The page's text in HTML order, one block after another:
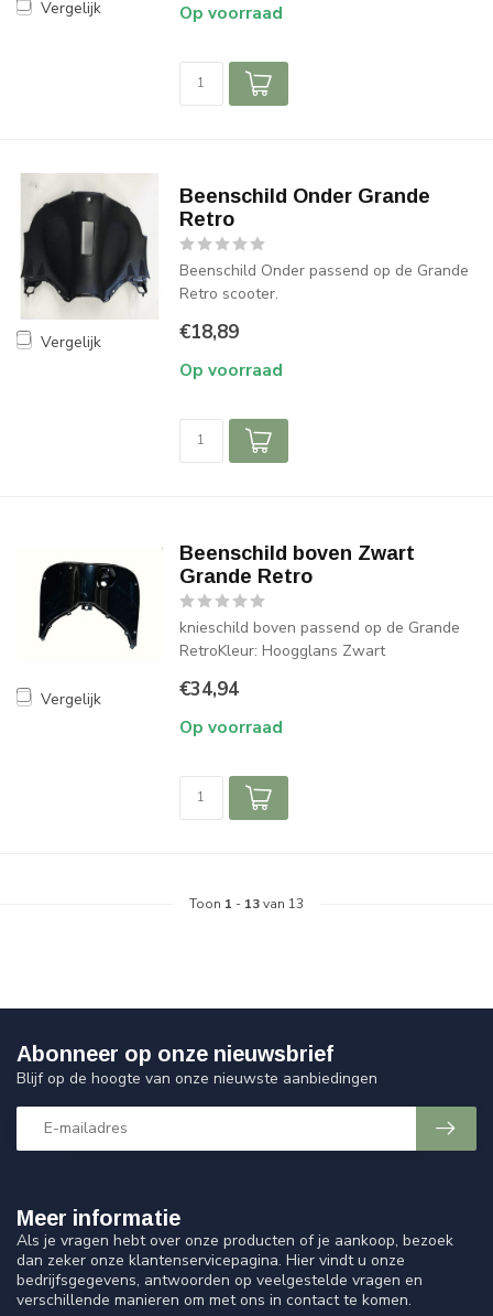
Vergelijk Op voorraad
Vergelijk
Beenschild Onder Grande
Retro
Beenschild Onder passend op de Grande
Retro scooter.
€18,89
Op voorraad
Vergelijk
Beenschild boven Zwart
Grande Retro
knieschild boven passend op de Grande
RetroKleur: Hoogglans Zwart
€34,94
Op voorraad
Toon 1 - 13van 13
Meer informatie
Als je vragen hebt over onze producten of je aankoop, bezoek
dan zeker onze klantenservicepagina. Hier vindt u onze
bedrijfsgegevens, antwoorden op veelgestelde vragen en
verschillende manieren om met ons in contact te komen.
Abonneer op onze nieuwsbrief
Blijf op de hoogte van onze nieuwste aanbiedingen